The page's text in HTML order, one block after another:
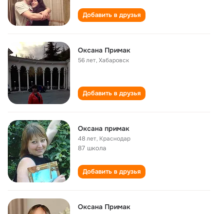
Добавить в друзья
Оксана Примак
56 лет,Хабаровск
Добавить в друзья
Оксана примак
48 лет, Краснодар
87 школа
Добавить в друзья
Оксана Примак